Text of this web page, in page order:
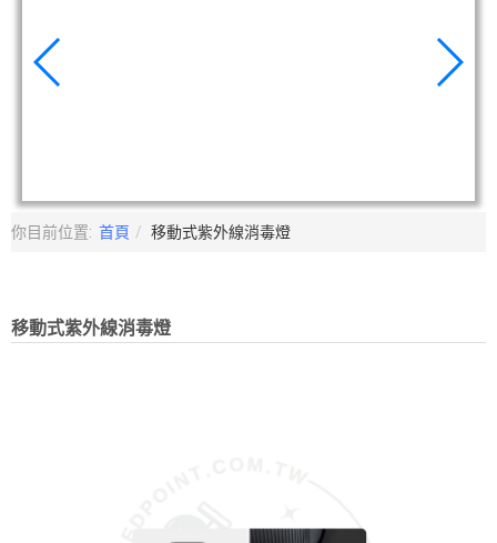
你目前位置: 首頁 移動式紫外線消毒燈
移動式紫外線消毒燈